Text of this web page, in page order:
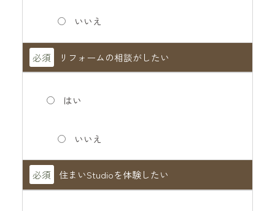
いいえ
必須 リフォームの相談がしたい
はい
いいえ
必須 住まいStudioを体験したい